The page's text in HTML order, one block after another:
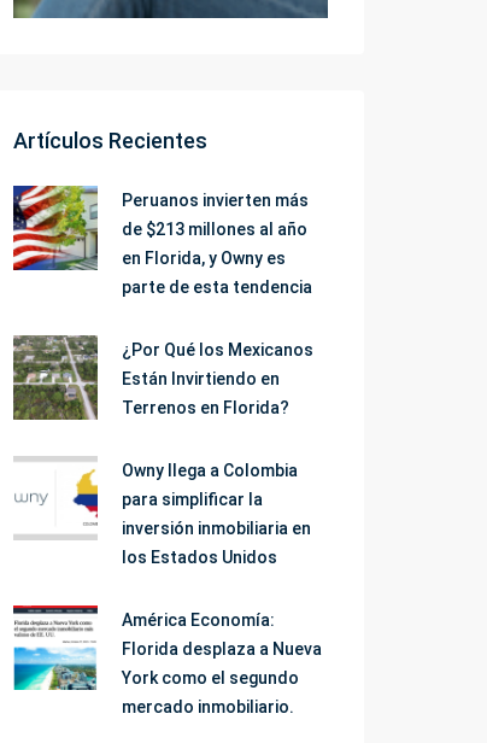
Artículos Recientes
Peruanos invierten más
de $213 millones al año
en Florida, y Owny es
parte de esta tendencia
¿Por Qué los Mexicanos
Están Invirtiendo en
Terrenos en Florida?
Owny llega a Colombia
para simplificar la
inversión inmobiliaria en
los Estados Unidos
América Economía:
Florida desplaza a Nueva
York como el segundo
mercado inmobiliario.